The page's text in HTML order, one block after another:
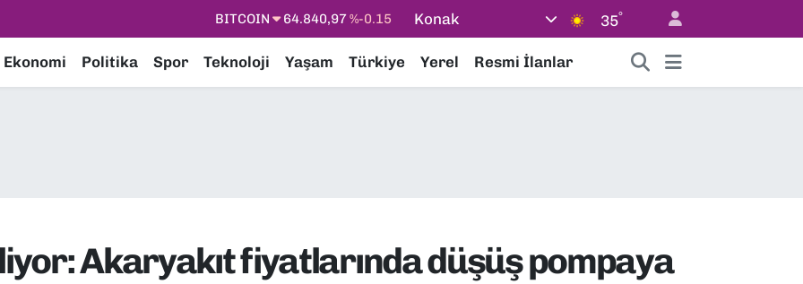
DOLAR 47,7436%0.18
STERLİN
64,4811%0.38
Konak 35°
Ekonomi Politika Spor Teknoloji Yaşam Türkiye Yerel Resmi İlanlar
Akaryakıt fiyatlarında düşüş pompaya